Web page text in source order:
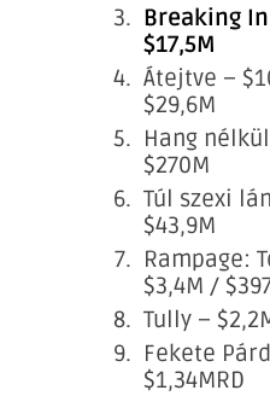
Breaking
$17,5M
Átejtve –
$29,6M
Hang
$270M
Túl szexi
$43,9M
Rampage:
$3,4M /
Tully –
Fekete
$1,34MRD